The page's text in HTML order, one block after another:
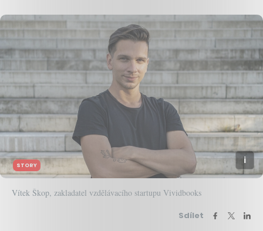
STORY
Vítek Škop, zakladatel vzdělávacího startupu Vividbooks
Sdílet